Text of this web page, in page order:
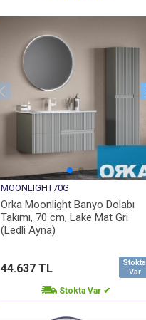
MOONLIGHT70G
Orka Moonlight Banyo Dolabı
Takımı, 70 cm, Lake Mat Gri
(Ledli Ayna)
Stokta
Var
44.637 TL
Stokta Var ✔